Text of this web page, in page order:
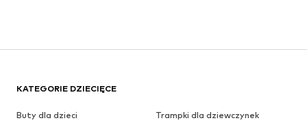
KATEGORIE DZIECIĘCE
Buty dla dzieci
Trampki dla dziewczynek